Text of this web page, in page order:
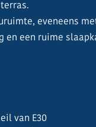
eveneens
een ruime
van E30